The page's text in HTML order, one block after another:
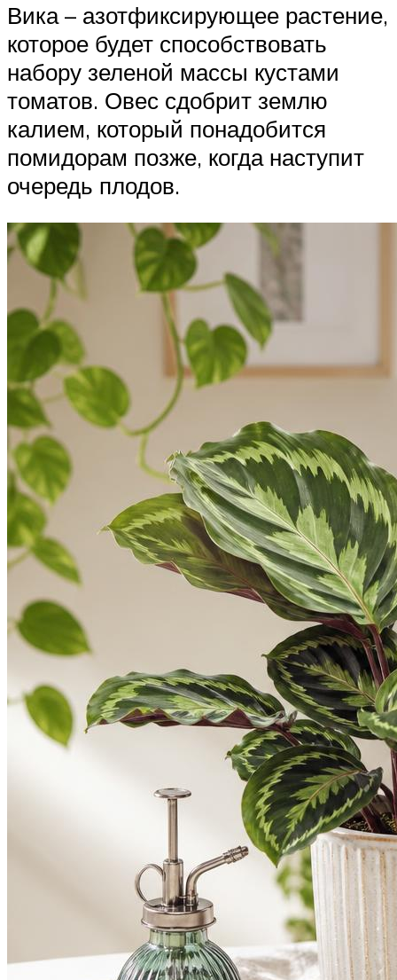
Вика – азотфиксирующее растение,
которое будет способствовать
набору зеленой массы кустами
томатов. Овес сдобрит землю
калием, который понадобится
помидорам позже, когда наступит
очередь плодов.